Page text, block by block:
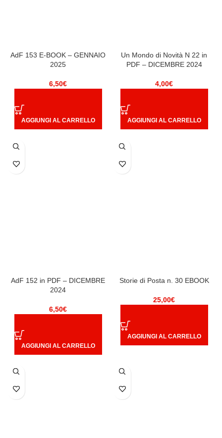
AdF 153 E-BOOK – GENNAIO
2025
6,50€
AGGIUNGI AL CARRELLO
Un Mondo di Novità N 22 in
PDF – DICEMBRE 2024
4,00€
AGGIUNGI AL CARRELLO
AdF 152 in PDF – DICEMBRE
2024
6,50€
AGGIUNGI AL CARRELLO
Storie di Posta n. 30 EBOOK
25,00€
AGGIUNGI AL CARRELLO